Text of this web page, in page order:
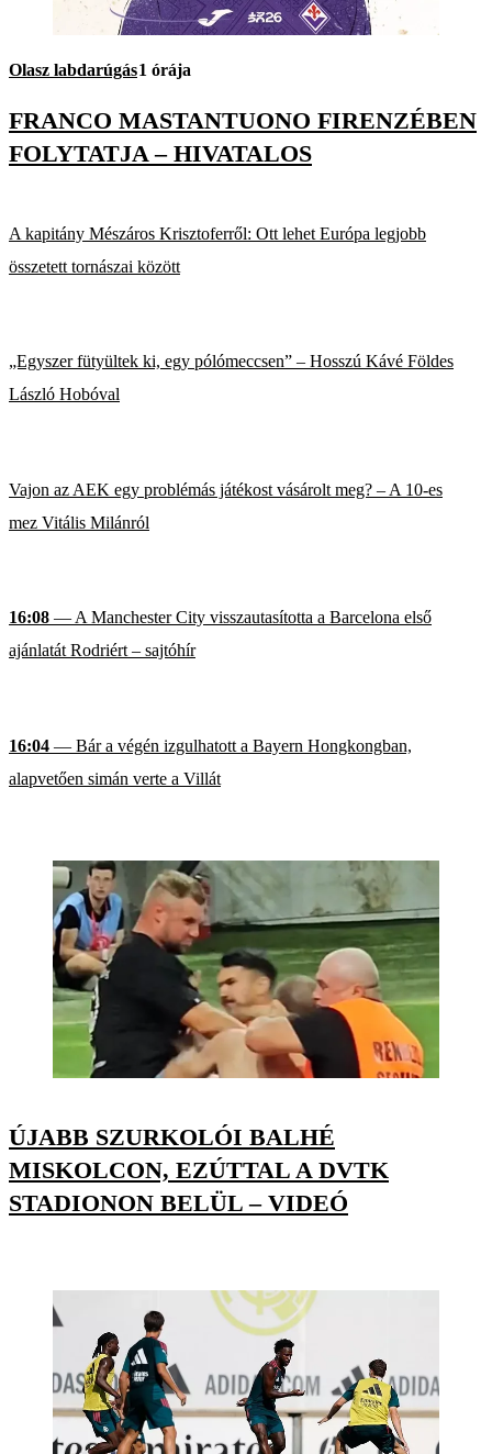
Olasz labdarúgás1 órája
FRANCO MASTANTUONO FIRENZÉBEN
FOLYTATJA – HIVATALOS
A kapitány Mészáros Krisztoferről: Ott lehet Európa legjobb
összetett tornászai között
„Egyszer fütyültek ki, egy pólómeccsen” – Hosszú Kávé Földes
László Hobóval
Vajon az AEK egy problémás játékost vásárolt meg? – A 10-es
mez Vitális Milánról
16:08 — A Manchester City visszautasította a Barcelona első
ajánlatát Rodriért – sajtóhír
16:04 — Bár a végén izgulhatott a Bayern Hongkongban,
alapvetően simán verte a Villát
ÚJABB SZURKOLÓI BALHÉ
MISKOLCON, EZÚTTAL A DVTK
STADIONON BELÜL – VIDEÓ